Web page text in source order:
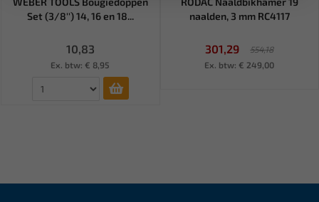
Set (3/8'') 14, 16 en 18...
10,83
Ex. btw: € 8,95
naalden, 3 mm RC4117
301,29
554,18
Ex. btw: € 249,00